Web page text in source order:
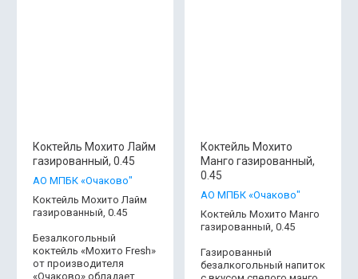
Коктейль Мохито Лайм
газированный, 0.45
АО МПБК «Очаково"
Коктейль Мохито Лайм
газированный, 0.45
Безалкогольный
коктейль «Мохито Fresh»
от производителя
«Очаково» обладает
Коктейль Мохито
Манго газированный,
0.45
АО МПБК «Очаково"
Коктейль Мохито Манго
газированный, 0.45
Газированный
безалкогольный напиток